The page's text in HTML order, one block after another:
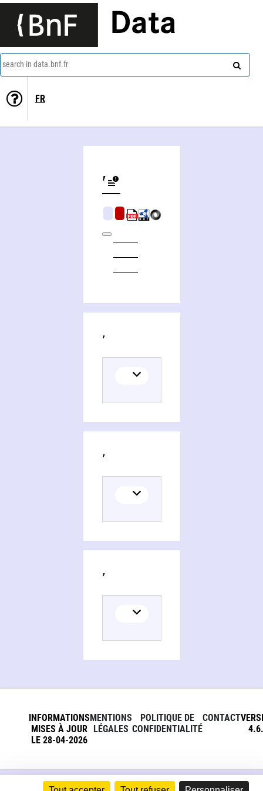
Data
search in data.bnf.fr
FR
Pravoslavie i kulʹtura
Editions of Pravoslavie i kulʹtura
Themes related to Pravoslavie i kulʹtura
Persons and organizations related to Pravoslavie i kulʹtura
INFORMATIONS
MISES À JOUR
LE 28-04-2026
MENTIONS
LÉGALES
POLITIQUE DE
CONFIDENTIALITÉ
CONTACT